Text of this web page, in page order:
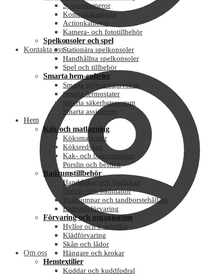
Kontakta oss
Om oss
Systemkameror
Kompaktkameror
Actionkameror
Kamera- och fototillbehör
Spelkonsoler och spel
Stationära spelkonsoler
Handhållna spelkonsoler
Spel och tillbehör
Smarta hem-enheter
Smarta belysningssystem
Smarta termostater
Smarta säkerhetssystem
Smarta assistenter
Hem
Kök och matlagning
Köksmaskiner
Köksredskap
Kak- och bakprodukter
Porslin och bestick
Badrumstillbehör
Handdukar och badlakan
Dusch- och badmattor
Tvålpumpar och tandborstehållare
Badrumsförvaring
Förvaring och organisation
Hyllor och bokhyllor
Klädförvaring
Skåp och lådor
Hängare och krokar
Hemtextilier
Kuddar och kuddfodral